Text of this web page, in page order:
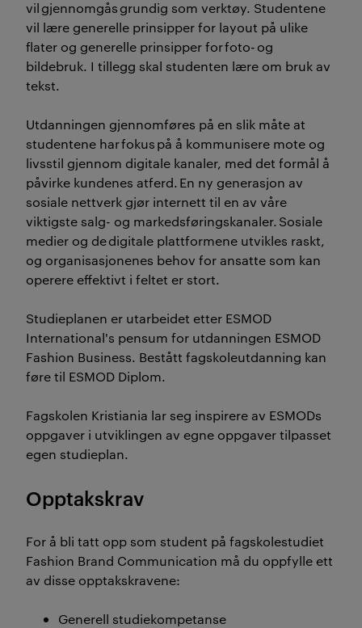
vil gjennomgås grundig som verktøy. Studentene
vil lære generelle prinsipper for layout på ulike
flater og generelle prinsipper for foto- og
bildebruk. I tillegg skal studenten lære om bruk av
tekst.
Utdanningen gjennomføres på en slik måte at
studentene har fokus på å kommunisere mote og
livsstil gjennom digitale kanaler, med det formål å
påvirke kundenes atferd. En ny generasjon av
sosiale nettverk gjør internett til en av våre
viktigste salg- og markedsføringskanaler. Sosiale
medier og de digitale plattformene utvikles raskt,
og organisasjonenes behov for ansatte som kan
operere effektivt i feltet er stort.
Studieplanen er utarbeidet etter ESMOD
International's pensum for utdanningen ESMOD
Fashion Business. Bestått fagskoleutdanning kan
føre til ESMOD Diplom.
Fagskolen Kristiania lar seg inspirere av ESMODs
oppgaver i utviklingen av egne oppgaver tilpasset
egen studieplan.
Opptakskrav
For å bli tatt opp som student på fagskolestudiet
Fashion Brand Communication må du oppfylle ett
av disse opptakskravene:
Generell studiekompetanse